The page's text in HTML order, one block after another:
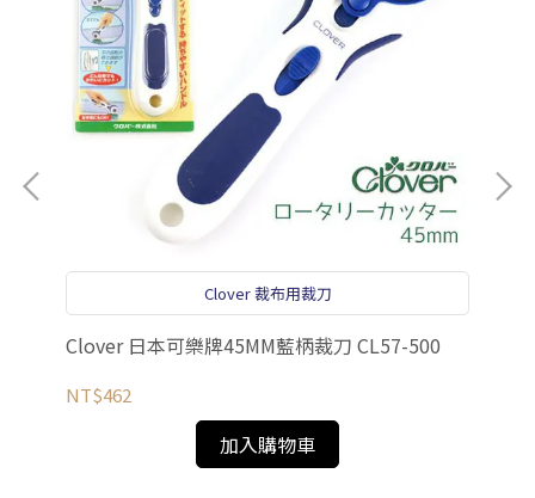
Clover 裁布用裁刀
Clover 日本可樂牌45MM藍柄裁刀 CL57-500
NT$462
加入購物車